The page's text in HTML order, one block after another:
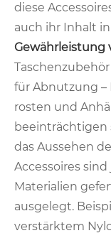
diese
auch ihr Inhalt
Gewährleistung
für Abnutzung –
rosten und
beeinträchtigen
das Aussehen
Accessoires
Materialien
ausgelegt.
verstärktem